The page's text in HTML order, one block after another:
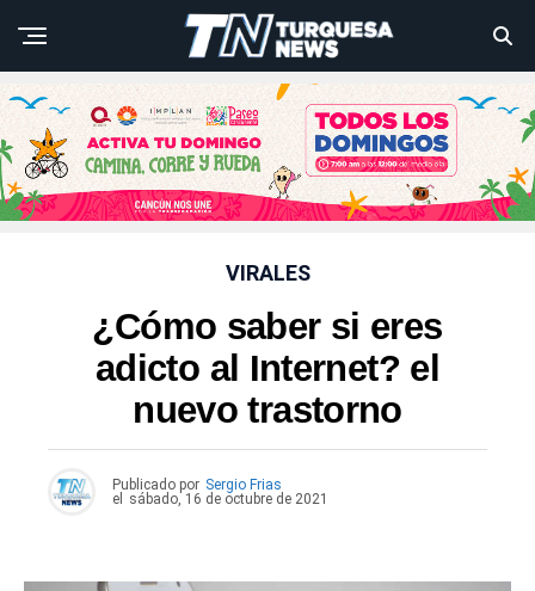
VIRALES
¿Cómo saber si eres
adicto al Internet? el
nuevo trastorno
Publicado por Sergio Frias
el
sábado, 16 de octubre de 2021